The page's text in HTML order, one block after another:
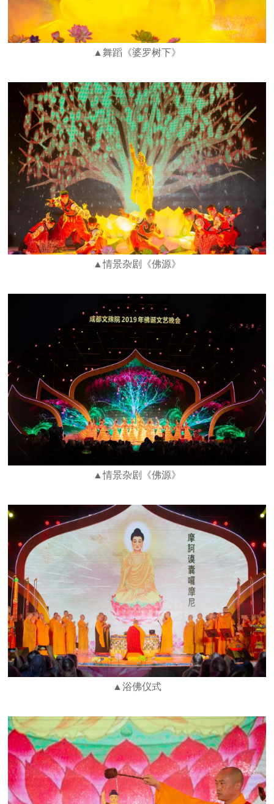
▲舞蹈《婆罗树下》
▲情景杂剧《佛源》
▲情景杂剧《佛源》
▲浴佛仪式